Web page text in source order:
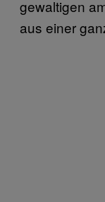
gewaltigen
aus einer